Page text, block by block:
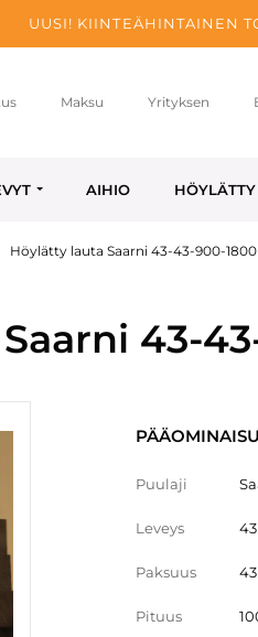
UUSI! KIINTEÄHINTAINEN
Maksu Yrityksen
AIHIO
Höylätty lauta Saarni 43-43-900-
43-
Puulaji
Leveys 43
Paksuus 43
Pituus